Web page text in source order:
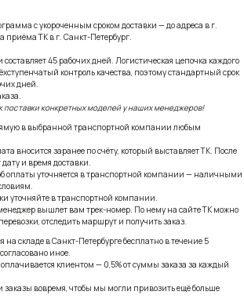
с укороченным сроком доставки — до адреса в г.
приёма ТК в г. Санкт-Петербург.
45 рабочих дней. Логистическая цепочка каждого
контроль качества, поэтому стандартный срок
дней.
поставки конкретных моделей у наших менеджеров!
в выбранной транспортной компании любым
вносится заранее по счёту, который выставляет ТК. После
и время доставки.
оплаты уточняется в транспортной компании — наличными
уточняйте в транспортной компании.
вышлет вам трек-номер. По нему на сайте ТК можно
отследить маршрут и получить заказ.
складе в Санкт-Петербурге бесплатно в течение 5
иное.
оплачивается клиентом — 0,5% от суммы заказа за каждый
заказы вовремя, чтобы мы могли привозить ещё больше